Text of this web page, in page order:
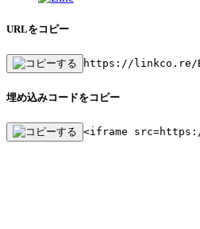
URLをコピー
https://linkco.re/
埋め込みコードをコピー
<iframe